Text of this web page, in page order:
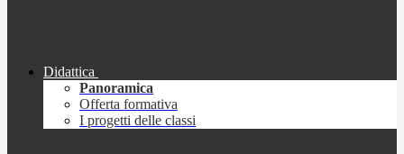
Didattica
Panoramica
Offerta formativa
I progetti delle classi